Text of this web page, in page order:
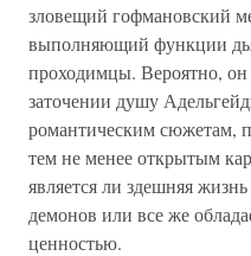
зловещий гофмановский
выполняющий функции
проходимцы. Вероятно,
заточении душу
романтическим сюжетам,
тем не менее открытым
является ли здешняя
демонов или все же
ценностью.